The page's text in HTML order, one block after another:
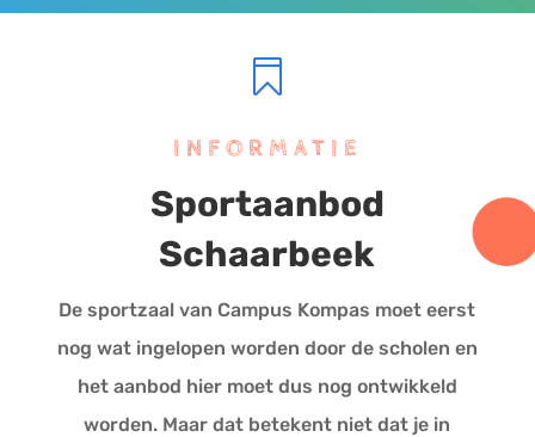

INFORMATIE
Sportaanbod
Schaarbeek
De sportzaal van Campus Kompas moet eerst
nog wat ingelopen worden door de scholen en
het aanbod hier moet dus nog ontwikkeld
worden. Maar dat betekent niet dat je in